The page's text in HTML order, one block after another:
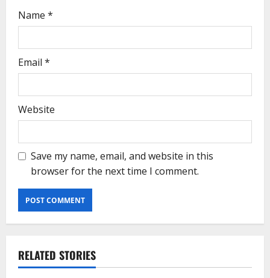
Name *
Email *
Website
Save my name, email, and website in this
browser for the next time I comment.
RELATED STORIES